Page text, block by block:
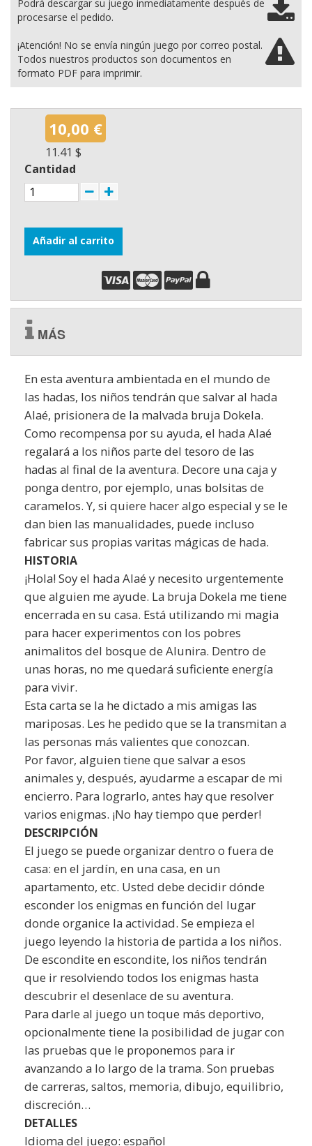
Podrá descargar su juego inmediatamente después de
procesarse el pedido.
¡Atención! No se envía ningún juego por correo postal.
Todos nuestros productos son documentos en
formato PDF para imprimir.
10,00 €
11.41 $
Cantidad
Añadir al carrito
MÁS
En esta aventura ambientada en el mundo de
las hadas, los niños tendrán que salvar al hada
Alaé, prisionera de la malvada bruja Dokela.
Como recompensa por su ayuda, el hada Alaé
regalará a los niños parte del tesoro de las
hadas al final de la aventura. Decore una caja y
ponga dentro, por ejemplo, unas bolsitas de
caramelos. Y, si quiere hacer algo especial y se le
dan bien las manualidades, puede incluso
fabricar sus propias varitas mágicas de hada.
HISTORIA
¡Hola! Soy el hada Alaé y necesito urgentemente
que alguien me ayude. La bruja Dokela me tiene
encerrada en su casa. Está utilizando mi magia
para hacer experimentos con los pobres
animalitos del bosque de Alunira. Dentro de
unas horas, no me quedará suficiente energía
para vivir.
Esta carta se la he dictado a mis amigas las
mariposas. Les he pedido que se la transmitan a
las personas más valientes que conozcan.
Por favor, alguien tiene que salvar a esos
animales y, después, ayudarme a escapar de mi
encierro. Para lograrlo, antes hay que resolver
varios enigmas. ¡No hay tiempo que perder!
DESCRIPCIÓN
El juego se puede organizar dentro o fuera de
casa: en el jardín, en una casa, en un
apartamento, etc. Usted debe decidir dónde
esconder los enigmas en función del lugar
donde organice la actividad. Se empieza el
juego leyendo la historia de partida a los niños.
De escondite en escondite, los niños tendrán
que ir resolviendo todos los enigmas hasta
descubrir el desenlace de su aventura.
Para darle al juego un toque más deportivo,
opcionalmente tiene la posibilidad de jugar con
las pruebas que le proponemos para ir
avanzando a lo largo de la trama. Son pruebas
de carreras, saltos, memoria, dibujo, equilibrio,
discreción…
DETALLES
Idioma del juego: español